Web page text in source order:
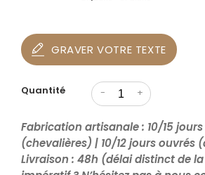
GRAVER VOTRE TEXTE
Quantité - +
Fabrication artisanale : 10/15
(chevalières) | 10/12 jours ouvrés
Livraison : 48h (délai distinct de